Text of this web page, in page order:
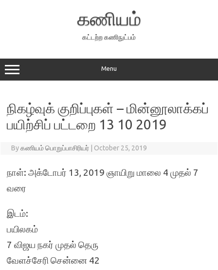
கணியம்
கட்டற்ற கணிநுட்பம்
Menu
நிகழ்வுக் குறிப்புகள் – மின்னூலாக்கப்
பயிற்சிப் பட்டறை 13 10 2019
Byகணியம் பொறுப்பாசிரியர் October 25, 2019
நாள்: அக்டோபர் 13, 2019 ஞாயிறு மாலை 4 முதல் 7
வரை
இடம்:
பயிலகம்
7 விஜய நகர் முதல் தெரு
வேளச்சேரி சென்னை 42